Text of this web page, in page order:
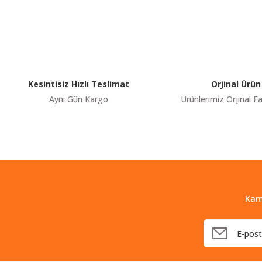
Ürün bilgilerinde hatalar bulunuyor.
Ürün fiyatı diğer sitelerden daha pahalı.
Kesintisiz Hızlı Teslimat
Aynı Gün Kargo
Orjinal Ürün
Ürünlerimiz Orjinal